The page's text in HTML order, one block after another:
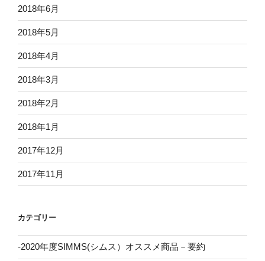
2018年6月
2018年5月
2018年4月
2018年3月
2018年2月
2018年1月
2017年12月
2017年11月
カテゴリー
-2020年度SIMMS(シムス）オススメ商品－要約